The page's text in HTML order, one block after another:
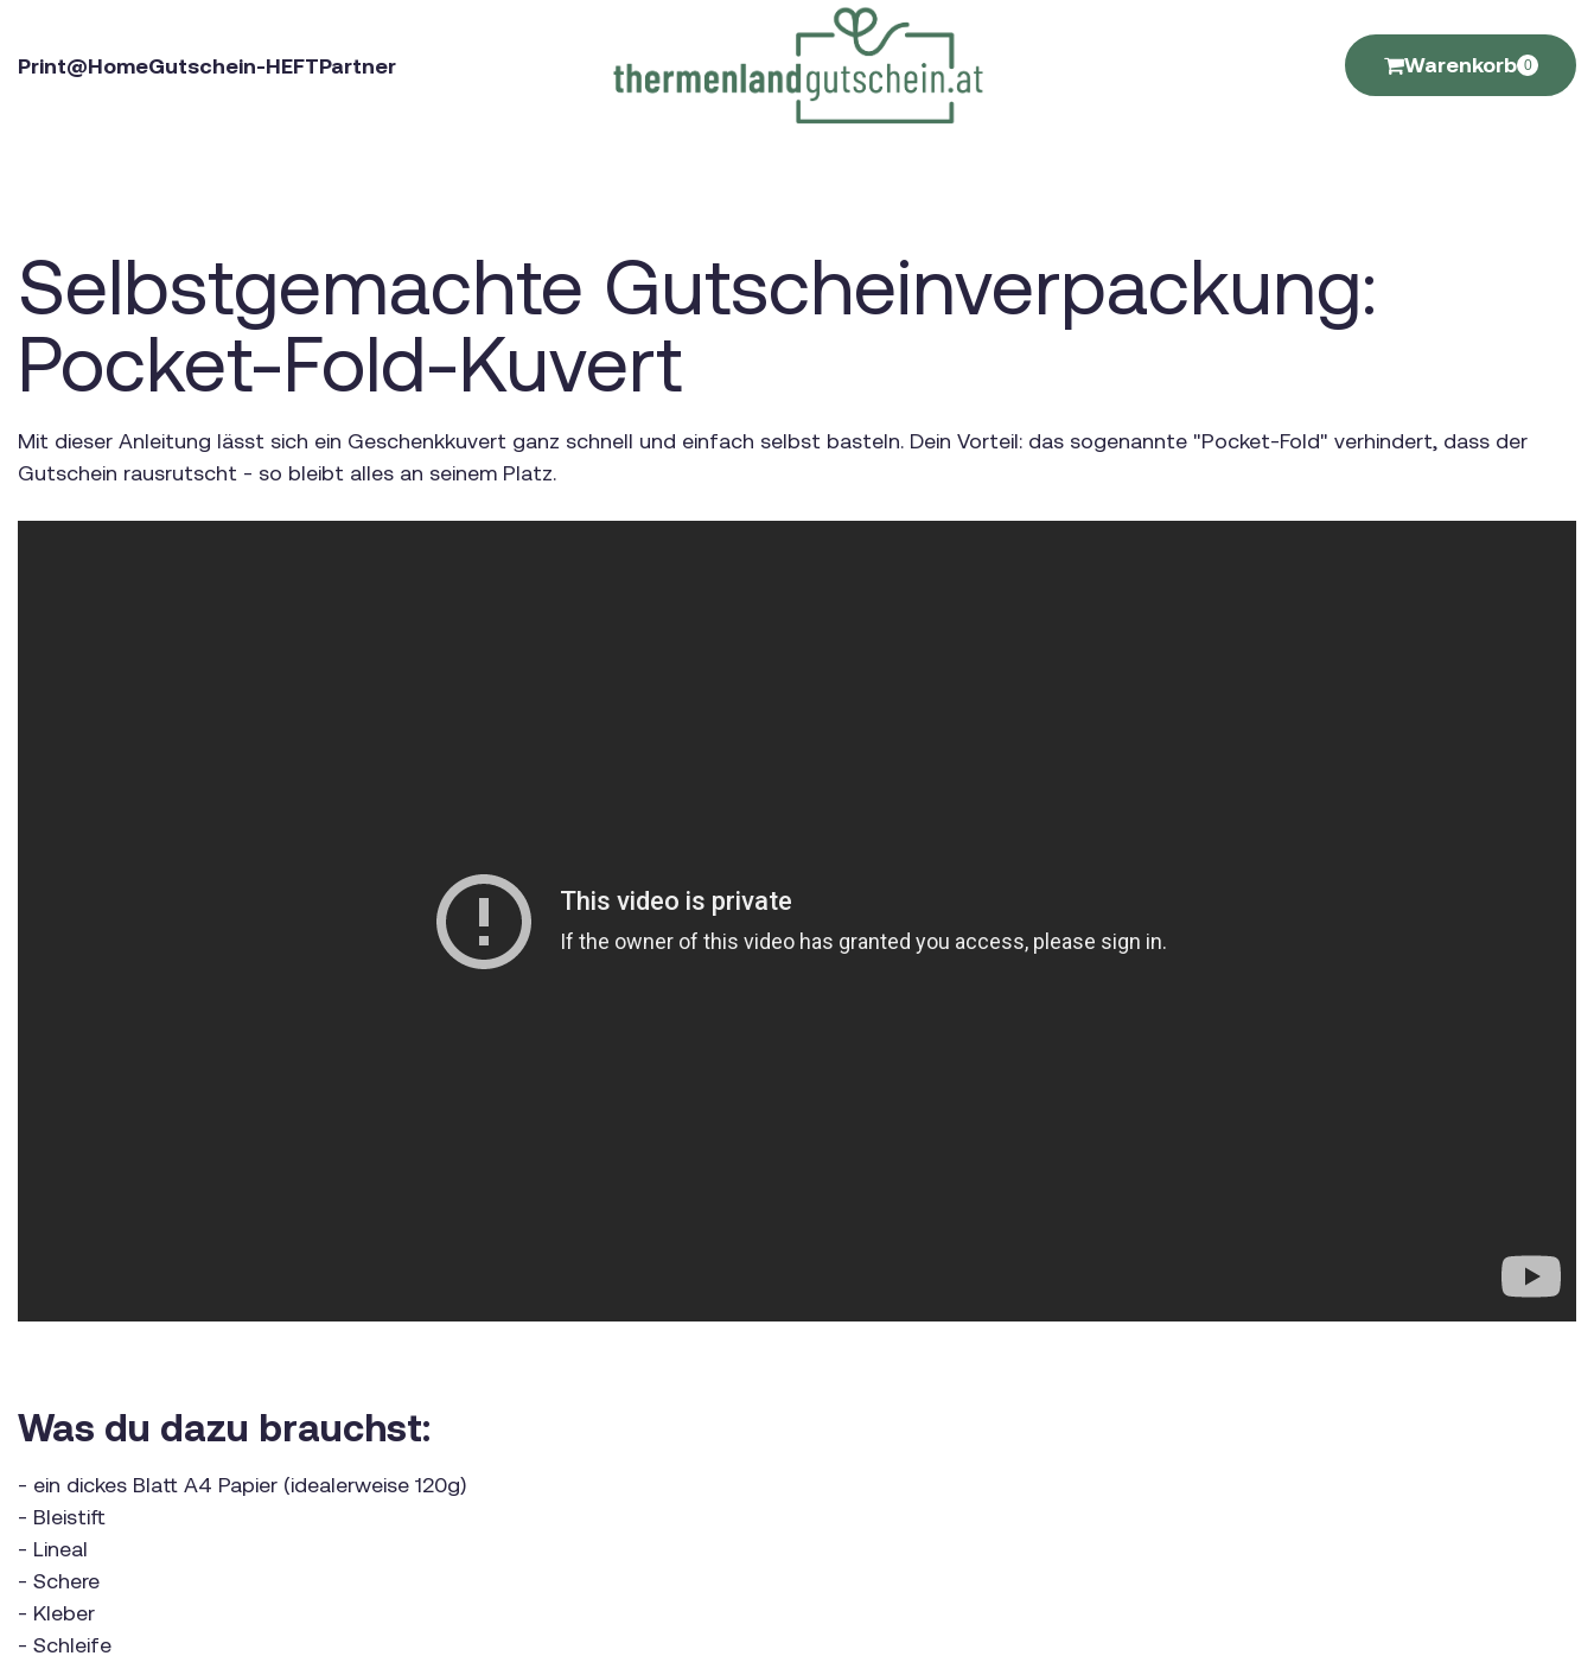
Print@HomeGutschein-HEFTPartner Warenkorb 0
Selbstgemachte Gutscheinverpackung:
Pocket-Fold-Kuvert
Mit dieser Anleitung lässt sich ein Geschenkkuvert ganz schnell und einfach selbst basteln. Dein Vorteil: das sogenannte "Pocket-Fold" verhindert, dass der
Gutschein rausrutscht - so bleibt alles an seinem Platz.
Was du dazu brauchst:
- ein dickes Blatt A4 Papier (idealerweise 120g)
- Bleistift
- Lineal
- Schere
- Kleber
- Schleife